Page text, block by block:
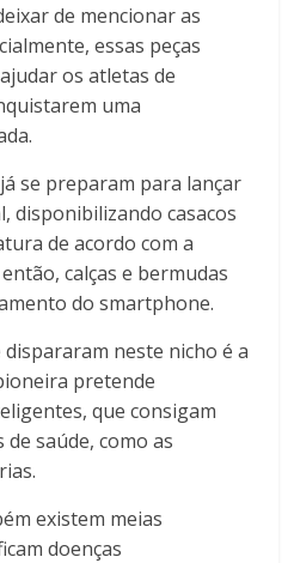
de mencionar as
essas peças
os atletas de
uma
se preparam para lançar
disponibilizando casacos
de acordo com a
calças e bermudas
do smartphone.
neste nicho é a
pretende
que consigam
saúde, como as
existem meias
doenças